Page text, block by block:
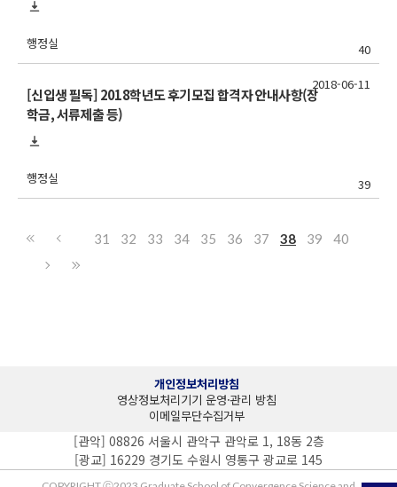
행정실 40
[신입생 필독] 2018학년도 후기모집 합격자 안내사항(장
학금, 서류제출 등)
행정실 39
2018-06-11
31 32 33 34 35 36 37 38 39 40
개인정보처리방침
영상정보처리기기 운영·관리 방침
이메일무단수집거부
[관악] 08826 서울시 관악구 관악로 1, 18동 2층
[광교] 16229 경기도 수원시 영통구 광교로 145